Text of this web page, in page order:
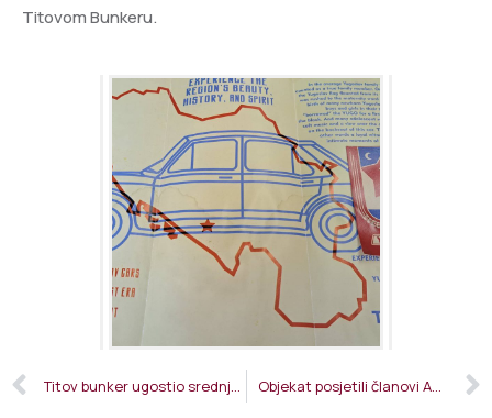
Titovom Bunkeru.
Titov bunker ugostio srednjoškolce i studente Objekat posjetili članovi AG Leadership Foundation